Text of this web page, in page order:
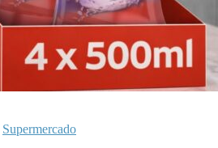
Supermercado